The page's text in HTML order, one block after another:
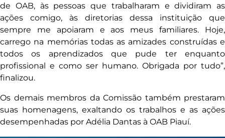
de OAB, às pessoas que trabalharam e dividiram as
ações comigo, às diretorias dessa instituição que
sempre me apoiaram e aos meus familiares. Hoje,
carrego na memórias todas as amizades construídas e
todos os aprendizados que pude ter enquanto
profissional e como ser humano. Obrigada por tudo”,
finalizou.
Os demais membros da Comissão também prestaram
suas homenagens, exaltando os trabalhos e as ações
desempenhadas por Adélia Dantas à OAB Piauí.